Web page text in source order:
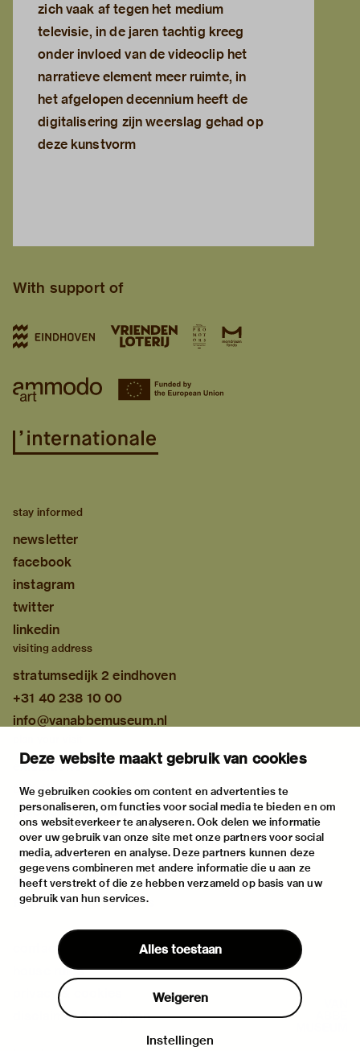
Deze website maakt gebruik van cookies
We gebruiken cookies om content en advertenties te
personaliseren, om functies voor social media te bieden en om
ons websiteverkeer te analyseren. Ook delen we informatie
over uw gebruik van onze site met onze partners voor social
media, adverteren en analyse. Deze partners kunnen deze
gegevens combineren met andere informatie die u aan ze
heeft verstrekt of die ze hebben verzameld op basis van uw
gebruik van hun services.
Alles toestaan
Weigeren
Instellingen
zich vaak af tegen het medium
televisie, in de jaren tachtig kreeg
onder invloed van de videoclip het
narratieve element meer ruimte, in
het afgelopen decennium heeft de
digitalisering zijn weerslag gehad op
deze kunstvorm
With support of
stay informed
newsletter
facebook
instagram
twitter
linkedin
visiting address
stratumsedijk 2 eindhoven
+31 40 238 10 00
info@vanabbemuseum.nl
exhibitions
activities
practical information
about
the museum
the collection
foundations & partners
contact
house rules
privacy & cookies
disclaimer & colophon